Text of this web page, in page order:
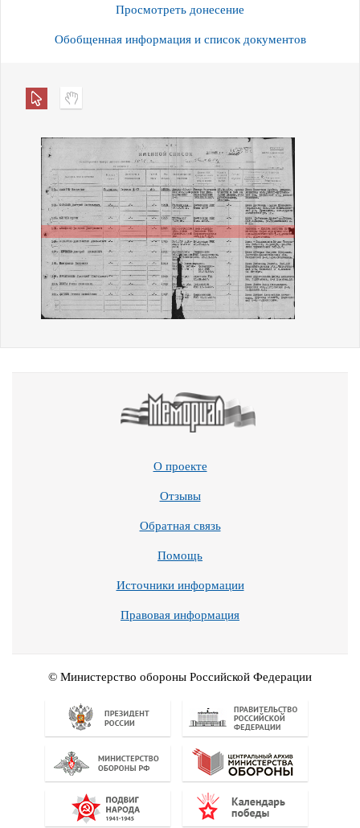
Просмотреть донесение
Обобщенная информация и список документов
О проекте
Отзывы
Обратная связь
Помощь
Источники информации
Правовая информация
© Министерство обороны Российской Федерации